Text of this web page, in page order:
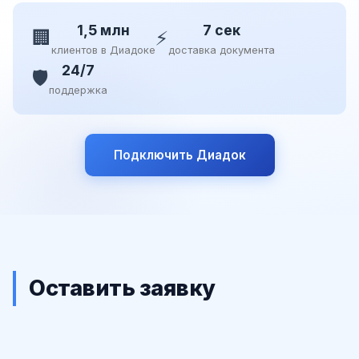
🏢 1,5 млн
клиентов в Диадоке⚡ 7 сек
доставка документа
🛡️ 24/7
поддержка
Подключить Диадок
Оставить заявку